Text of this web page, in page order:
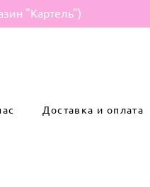
"Картель")
Доставка и оплата